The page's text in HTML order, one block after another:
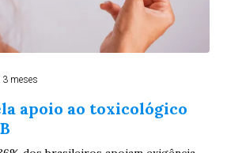
3 meses
apoio ao toxicológico